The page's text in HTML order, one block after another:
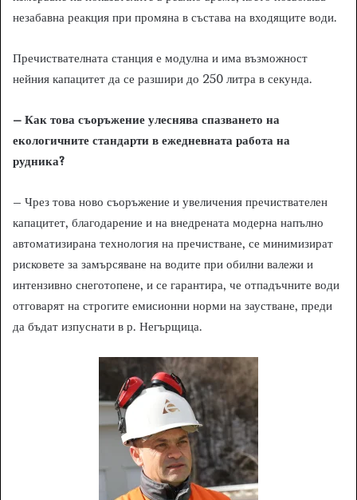
незабавна реакция при промяна в състава на входящите води.
Пречиствателната станция е модулна и има възможност
нейния капацитет да се разшири до 250 литра в секунда.
– Как това съоръжение улеснява спазването на
екологичните стандарти в ежедневната работа на
рудника?
– Чрез това ново съоръжение и увеличения пречиствателен
капацитет, благодарение и на внедрената модерна напълно
автоматизирана технология на пречистване, се минимизират
рисковете за замърсяване на водите при обилни валежи и
интензивно снеготопене, и се гарантира, че отпадъчните води
отговарят на строгите емисионни норми на заустване, преди
да бъдат изпуснати в р. Негърщица.